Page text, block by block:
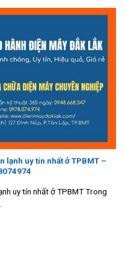
lạnh uy tín nhất ở TPBMT –
uy tín nhất ở TPBMT Trong